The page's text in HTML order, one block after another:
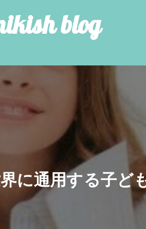
blog
に通用する子ど